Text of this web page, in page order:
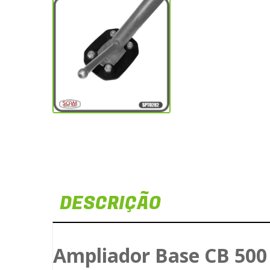
DESCRIÇÃO
Ampliador Base CB